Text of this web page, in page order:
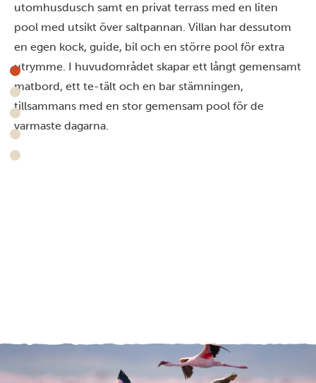
utomhusdusch samt en privat terrass med en liten
pool med utsikt över saltpannan. Villan har dessutom
en egen kock, guide, bil och en större pool för extra
utrymme. I huvudområdet skapar ett långt gemensamt
matbord, ett te-tält och en bar stämningen,
tillsammans med en stor gemensam pool för de
varmaste dagarna.